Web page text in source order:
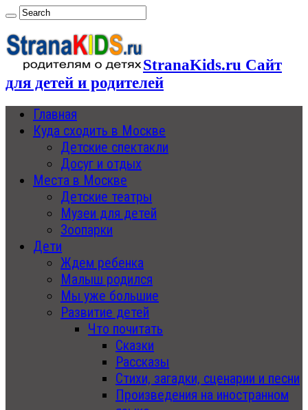
StranaKids.ru Сайт
для детей и родителей
Главная
Куда сходить в Москве
Детские спектакли
Досуг и отдых
Места в Москве
Детские театры
Музеи для детей
Зоопарки
Дети
Ждем ребенка
Малыш родился
Мы уже большие
Развитие детей
Что почитать
Сказки
Рассказы
Стихи, загадки, сценарии и песни
Произведения на иностранном